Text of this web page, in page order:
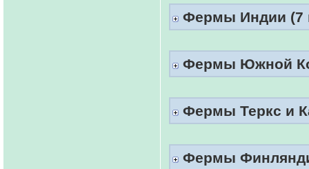
Фермы Индии (7
Фермы Южной
Фермы Теркс и
Фермы